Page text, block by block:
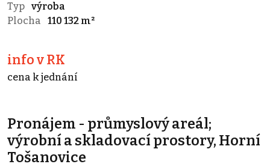
Typ výroba
Plocha
110 132 m²
info v RK
cena k jednání
Pronájem - průmyslový areál;
výrobní a skladovací prostory, Horní
Tošanovice